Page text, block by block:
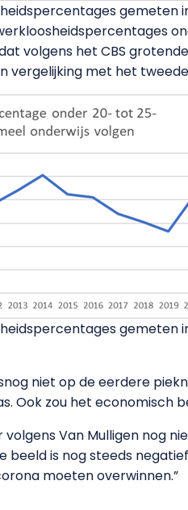
volgens het CBS
vergelijking met het
niet op de eerdere
Ook zou het economisch
Van Mulligen nog
beeld is nog steeds
moeten overwinnen.”